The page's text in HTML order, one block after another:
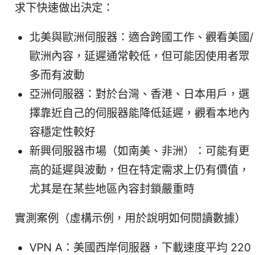
求下快速做出決定：
北美與歐洲伺服器：適合跨國工作、觀看美國/
歐洲內容，延遲通常較低，但可能因使用者眾
多而有波動
亞洲伺服器：對於台灣、香港、日本用戶，選
擇靠近自己的伺服器能降低延遲，觀看本地內
容穩定性較好
新興伺服器市場（如南美、非洲）：可能有更
高的延遲與波動，但在特定需求上仍有價值，
尤其是在某些地區內容封鎖嚴重時
實測案例（虛構示例，用於說明如何閱讀數據）
VPN A：美國西岸伺服器，下載速度平均 220